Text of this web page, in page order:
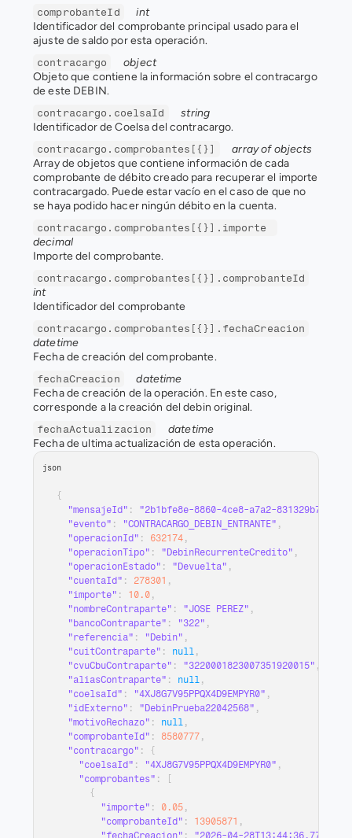
comprobanteId
int
Identificador del comprobante principal usado para el
ajuste de saldo por esta operación.
contracargo
object
Objeto que contiene la información sobre el contracargo
de este DEBIN.
contracargo.coelsaId
string
Identificador de Coelsa del contracargo.
contracargo.comprobantes[{}]
array of objects
Array de objetos que contiene información de cada
comprobante de débito creado para recuperar el importe
contracargado. Puede estar vacío en el caso de que no
se haya podido hacer ningún débito en la cuenta.
decimal
Importe del comprobante.
contracargo.comprobantes[{}].comprobanteId
int
Identificador del comprobante
contracargo.comprobantes[{}].fechaCreacion
datetime
Fecha de creación del comprobante.
fechaCreacion
datetime
Fecha de creación de la operación. En este caso,
corresponde a la creación del debin original.
fechaActualizacion
datetime
Fecha de ultima actualización de esta operación.
json
{
"mensajeId" : "2b1bfe8e-8860-4ce8-a7a2-831329b7c47d"
"evento" : "CONTRACARGO_DEBIN_ENTRANTE" ,
"operacionId" : 632174 ,
"operacionTipo" : "DebinRecurrenteCredito" ,
"operacionEstado" : "Devuelta" ,
"cuentaId" : 278301 ,
"importe" : 10.0 ,
"nombreContraparte" : "JOSE PEREZ" ,
"bancoContraparte" : "322" ,
"referencia" : "Debin" ,
"cuitContraparte" : null ,
"cvuCbuContraparte" : "3220001823007351920015" ,
"aliasContraparte" : null ,
"coelsaId" : "4XJ8G7V95PPQX4D9EMPYR0" ,
"idExterno" : "DebinPrueba22042568" ,
"motivoRechazo" : null ,
"comprobanteId" : 8580777 ,
"contracargo" :
{
"coelsaId" : "4XJ8G7V95PPQX4D9EMPYR0" ,
"comprobantes" :
{
"importe" : 0.05 ,
"comprobanteId" : 13905871 ,
"fechaCreacion" : "2026-04-